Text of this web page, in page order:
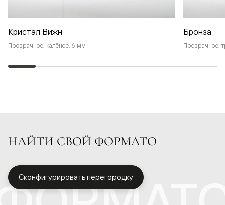
Кристал Вижн
Прозрачное, калёное, 6 мм
Бронза
Прозрачное,
НАЙТИ СВОЙ ФОРМАТО
Сконфигурировать перегородку